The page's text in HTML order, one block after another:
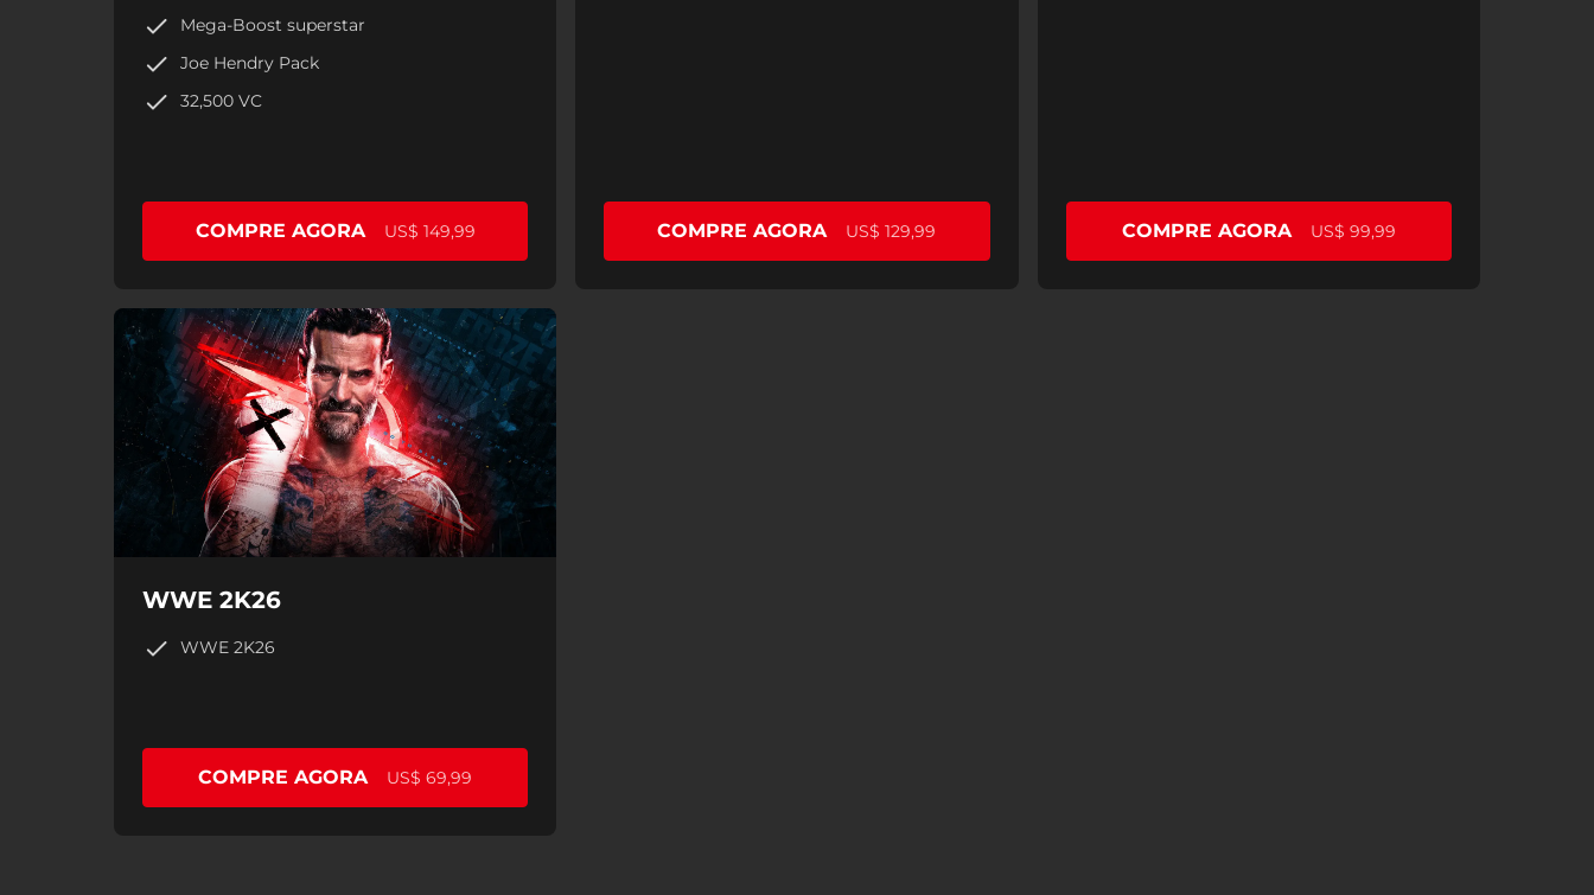
Mega-Boost superstar
Joe Hendry Pack
32,500 VC
COMPRE AGORA US$ 149,99 COMPRE AGORA US$ 129,99 COMPRE AGORA US$ 99,99
WWE 2K26
WWE 2K26
COMPRE AGORA US$ 69,99